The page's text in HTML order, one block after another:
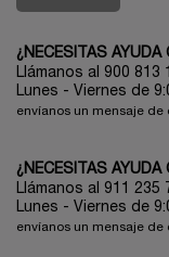
¿NECESITAS
Llámanos al 900 813
Lunes - Viernes de
envíanos un mensaje
¿NECESITAS
Llámanos al 911 235
Lunes - Viernes de
envíanos un mensaje